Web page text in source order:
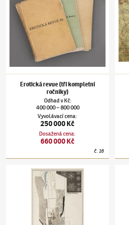
Erotická revue (tři kompletní
ročníky)
Odhadv Kč:
400 000–800 000
Vyvolávací cena:
250 000 Kč
Dosažená cena:
660 000 Kč
č.16
Jindřich Štyrský(1899–1942)Anděl křehomráz